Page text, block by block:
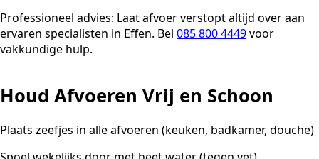
Professioneel advies: Laat afvoer verstopt altijd over aan
ervaren specialisten in Effen. Bel 085 800 4449voor
vakkundige hulp.
Houd Afvoeren Vrij en Schoon
Plaats zeefjes in alle afvoeren (keuken, badkamer, douche)